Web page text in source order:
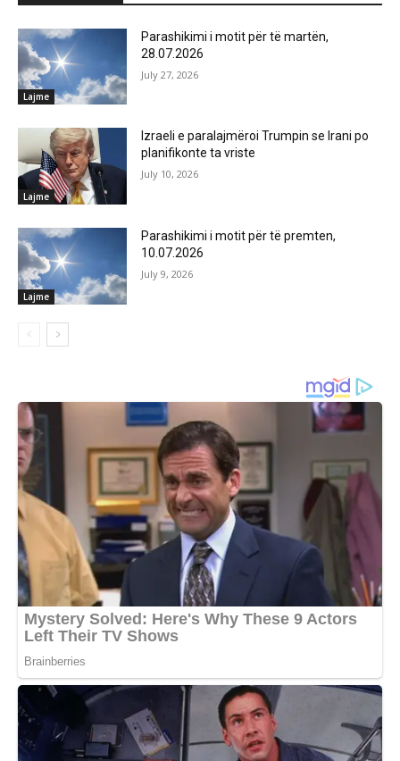
Lajme
Parashikimi i motit për të martën,
28.07.2026
July 27, 2026
Lajme
Izraeli e paralajmëroi Trumpin se Irani po
planifikonte ta vriste
July 10, 2026
Lajme
Parashikimi i motit për të premten,
10.07.2026
July 9, 2026